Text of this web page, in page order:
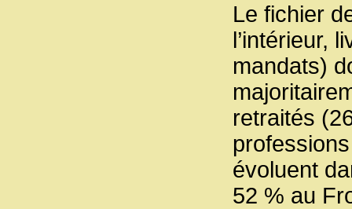
Le fichier
l’intérieur,
mandats)
retraités
évoluent
52 % au